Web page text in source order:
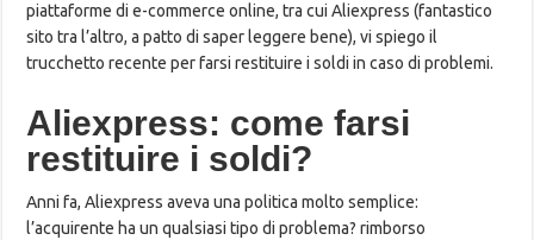
piattaforme di e-commerce online, tra cui Aliexpress (fantastico
sito tra l’altro, a patto di saper leggere bene), vi spiego il
trucchetto recente per farsi restituire i soldi in caso di problemi.
Aliexpress: come farsi
restituire i soldi?
Anni fa, Aliexpress aveva una politica molto semplice:
l’acquirente ha un qualsiasi tipo di problema? rimborso